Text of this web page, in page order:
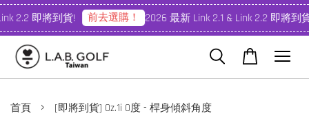
2.2 即將到貨! 前去選購！ 2026 最新 Link 2.1 & Link 2.2 即將到貨!
首頁 › [即將到貨] Oz.1i 0度 - 桿身傾斜角度